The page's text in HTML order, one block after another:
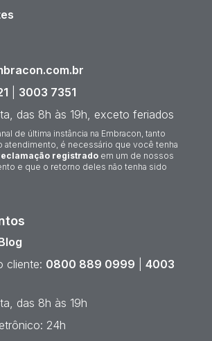
3003 7351
das 8h às 19h, exceto feriados
de última instância na Embracon, tanto
atendimento, é necessário que você tenha
registrado em um de nossos
e que o retorno deles não tenha sido
cliente: 0800 889 0999
4003
das 8h às 19h
24h